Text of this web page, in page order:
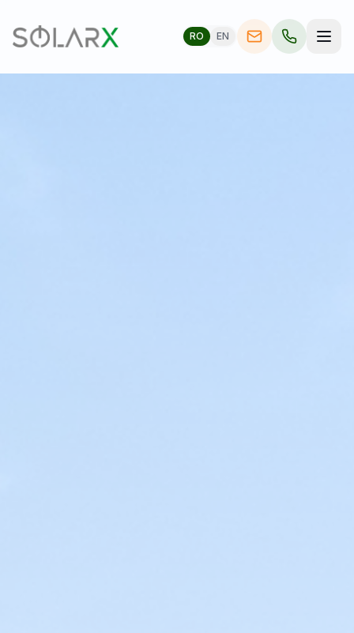
RO EN